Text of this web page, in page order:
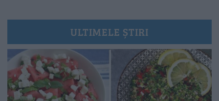
ULTIMELE ȘTIRI